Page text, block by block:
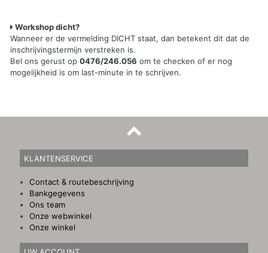
Workshop dicht?
Wanneer er de vermelding DICHT staat, dan betekent dit dat de
inschrijvingstermijn verstreken is.
Bel ons gerust op0476/246.056 om te checken of er nog
mogelijkheid is om last-minute in te schrijven.
KLANTENSERVICE
Contact & routebeschrijving
Bankgegevens
Ons team
Onze webwinkel
Onze winkel